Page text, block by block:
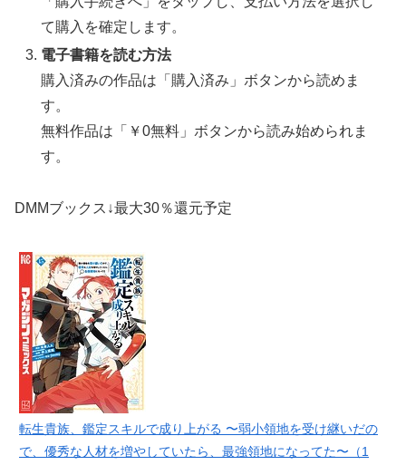
て購入を確定します。
電子書籍を読む方法
購入済みの作品は「購入済み」ボタンから読めま
す。
無料作品は「￥0無料」ボタンから読み始められま
す。
DMMブックス↓最大30％還元予定
転生貴族、鑑定スキルで成り上がる 〜弱小領地を受け継いだの
で、優秀な人材を増やしていたら、最強領地になってた〜（1